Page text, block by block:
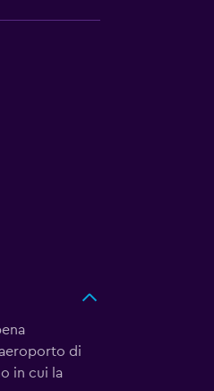
di
in cui la